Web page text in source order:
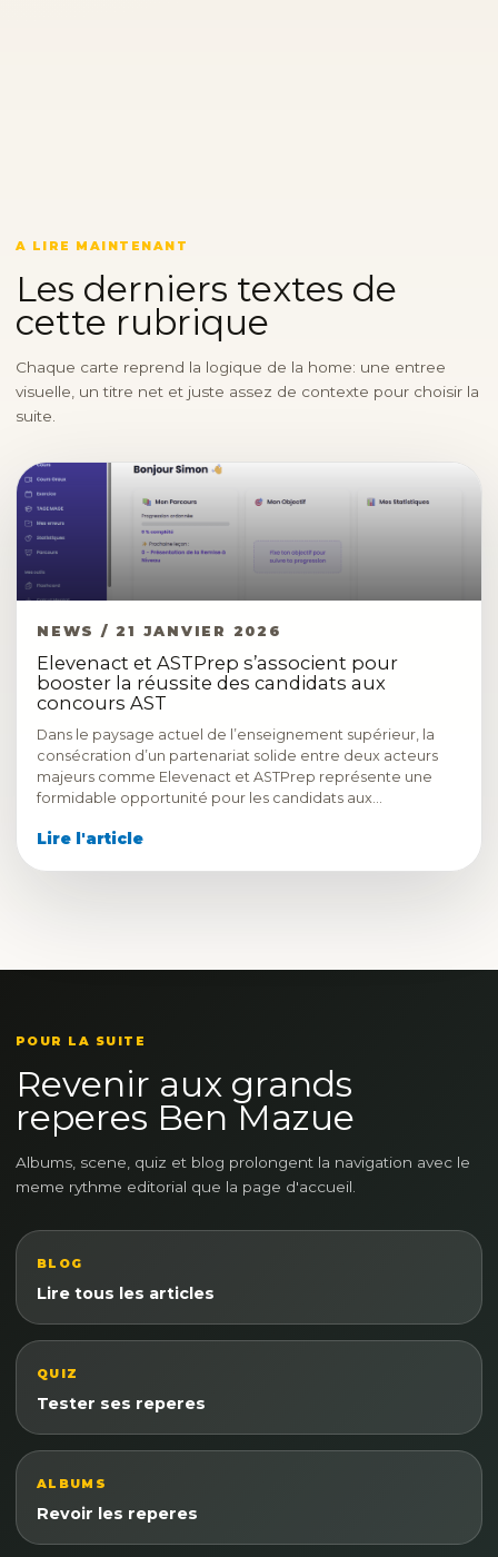
A LIRE MAINTENANT
Les derniers textes de
cette rubrique
Chaque carte reprend la logique de la home: une entree
visuelle, un titre net et juste assez de contexte pour choisir la
suite.
NEWS / 21 JANVIER 2026
Elevenact et ASTPrep s’associent pour
booster la réussite des candidats aux
concours AST
Dans le paysage actuel de l’enseignement supérieur, la
consécration d’un partenariat solide entre deux acteurs
majeurs comme Elevenact et ASTPrep représente une
formidable opportunité pour les candidats aux…
Lire l'article
POUR LA SUITE
Revenir aux grands
reperes Ben Mazue
Albums, scene, quiz et blog prolongent la navigation avec le
meme rythme editorial que la page d'accueil.
BLOG
Lire tous les articles
QUIZ
Tester ses reperes
ALBUMS
Revoir les reperes